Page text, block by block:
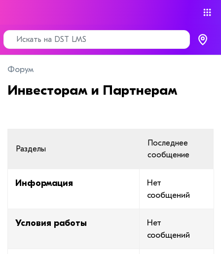
Форум
Инвесторам и Партнерам
Разделы
Последнее
сообщение
Информация
Нет
сообщений
Условия работы
Нет
сообщений